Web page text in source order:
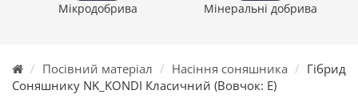
Мікродобрива Мінеральні добрива
Посівний матеріал Насіння соняшника
Гібрид
Соняшнику NK_KONDI Класичний (Вовчок: E)